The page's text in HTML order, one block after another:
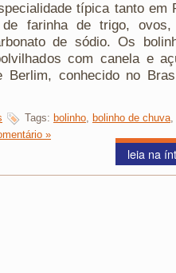
típica tanto em
farinha de trigo,
de sódio. Os
com canela e
conhecido no
Tags: bolinho, bolinho de chuva,
»
leia na